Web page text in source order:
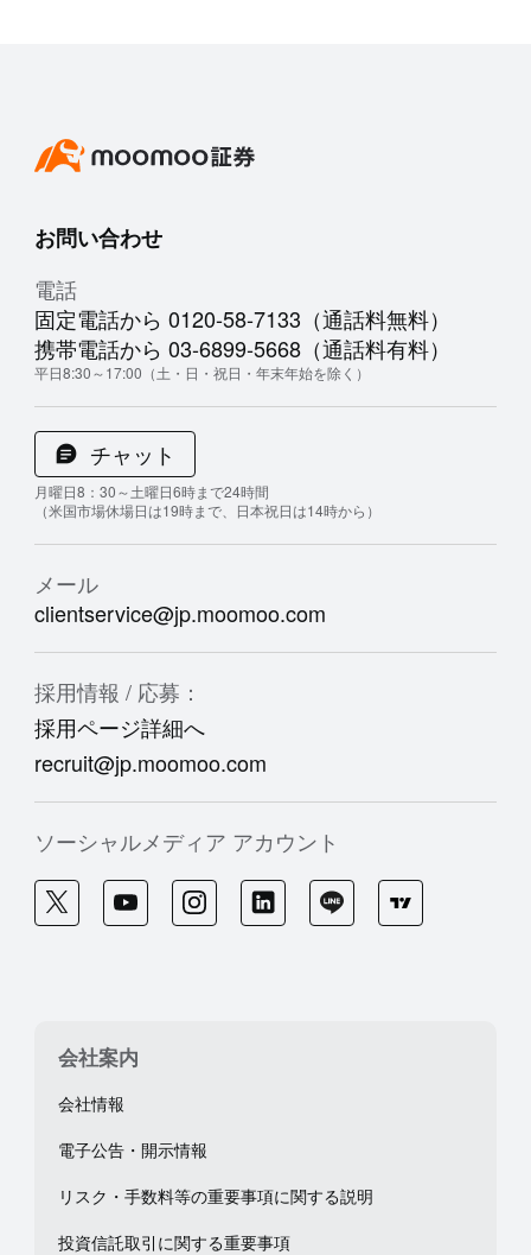
お問い合わせ
電話
固定電話から 0120-58-7133（通話料無料）
携帯電話から 03-6899-5668（通話料有料）
平日8:30～17:00（土・日・祝日・年末年始を除く）
チャット
月曜日8：30～土曜日6時まで24時間
（米国市場休場日は19時まで、日本祝日は14時から）
メール
clientservice@jp.moomoo.com
採用情報 / 応募：
採用ページ詳細へ
recruit@jp.moomoo.com
ソーシャルメディア アカウント
会社案内
会社情報
電子公告・開示情報
リスク・手数料等の重要事項に関する説明
投資信託取引に関する重要事項